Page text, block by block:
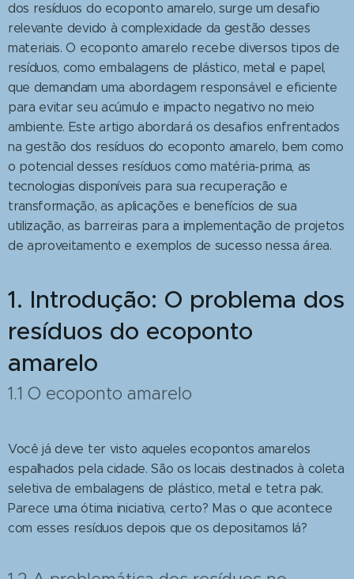
dos resíduos do ecoponto amarelo, surge um desafio
relevante devido à complexidade da gestão desses
materiais. O ecoponto amarelo recebe diversos tipos de
resíduos, como embalagens de plástico, metal e papel,
que demandam uma abordagem responsável e eficiente
para evitar seu acúmulo e impacto negativo no meio
ambiente. Este artigo abordará os desafios enfrentados
na gestão dos resíduos do ecoponto amarelo, bem como
o potencial desses resíduos como matéria-prima, as
tecnologias disponíveis para sua recuperação e
transformação, as aplicações e benefícios de sua
utilização, as barreiras para a implementação de projetos
de aproveitamento e exemplos de sucesso nessa área.
1. Introdução: O problema dos
resíduos do ecoponto
amarelo
1.1 O ecoponto amarelo
Você já deve ter visto aqueles ecopontos amarelos
espalhados pela cidade. São os locais destinados à coleta
seletiva de embalagens de plástico, metal e tetra pak.
Parece uma ótima iniciativa, certo? Mas o que acontece
com esses resíduos depois que os depositamos lá?